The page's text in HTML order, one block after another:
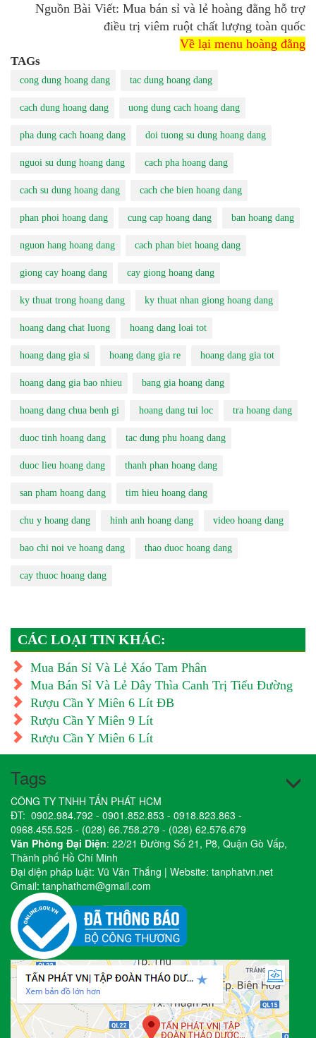
Nguồn Bài Viết: Mua bán sỉ và lẻ hoàng đằng hỗ trợ
điều trị viêm ruột chất lượng toàn quốc
Về lại menu hoàng đằng
TAGs
cong dung hoang dang tac dung hoang dang
cach dung hoang dang uong dung cach hoang dang
pha dung cach hoang dang doi tuong su dung hoang dang
nguoi su dung hoang dang cach pha hoang dang
cach su dung hoang dang cach che bien hoang dang
phan phoi hoang dang cung cap hoang dang ban hoang dang
nguon hang hoang dang cach phan biet hoang dang
giong cay hoang dang cay giong hoang dang
ky thuat trong hoang dang ky thuat nhan giong hoang dang
hoang dang chat luong hoang dang loai tot
hoang dang gia si hoang dang gia re hoang dang gia tot
hoang dang gia bao nhieu bang gia hoang dang
hoang dang chua benh gi hoang dang tui loc tra hoang dang
duoc tinh hoang dang tac dung phu hoang dang
duoc lieu hoang dang thanh phan hoang dang
san pham hoang dang tim hieu hoang dang
chu y hoang dang hinh anh hoang dang video hoang dang
bao chi noi ve hoang dang thao duoc hoang dang
cay thuoc hoang dang
CÁC LOẠI TIN KHÁC:
Mua Bán Sỉ Và Lẻ Xáo Tam Phân
Mua Bán Sỉ Và Lẻ Dây Thìa Canh Trị Tiểu Đường
Rượu Cần Y Miên 6 Lít ĐB
Rượu Cần Y Miên 9 Lít
Rượu Cần Y Miên 6 Lít
Tags
CÔNG TY TNHH TẤN PHÁT HCM
ĐT: 0902.984.792 - 0901.852.853 - 0918.823.863 -
0968.455.525 - (028) 66.758.279 - (028) 62.576.679
Văn Phòng Đại Diện: 22/21 Đường Số 21, P8, Quận Gò Vấp,
Thành phố Hồ Chí Minh
Đại diện pháp luật: Vũ Văn Thắng | Website: tanphatvn.net
Gmail: tanphathcm@gmail.com